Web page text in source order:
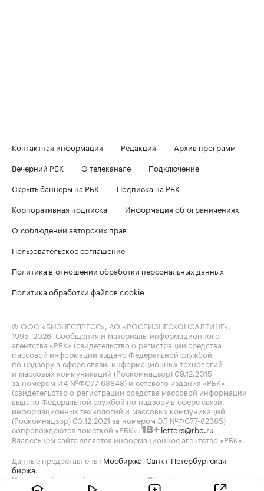
Контактная информация Редакция
Архив программ
Вечерний РБК
О телеканале
Подключение
Скрыть баннеры на РБК
Подписка на РБК
Корпоративная подписка
Информация об ограничениях
О соблюдении авторских прав
Пользовательское соглашение
Политика в отношении обработки персональных данных
Политика обработки файлов cookie
© ООО «БИЗНЕСПРЕСС», АО «РОСБИЗНЕСКОНСАЛТИНГ»,
1995–2026 . Сообщения и материалы информационного
агентства «РБК» (свидетельство о регистрации средства
массовой информации выдано Федеральной службой
по надзору в сфере связи, информационных технологий
и массовых коммуникаций (Роскомнадзор) 09.12.2015
за номером ИА №ФС77-63848) и сетевого издания «РБК»
(свидетельство о регистрации средства массовой информации
выдано Федеральной службой по надзору в сфере связи,
информационных технологий и массовых коммуникаций
(Роскомнадзор) 03.12.2021 за номером ЭЛ №ФС77-82385)
сопровождаются пометкой «РБК». 18+ letters@rbc.ru
Владельцем сайта является информационное агентство «РБК».
Данные предоставлены: Мосбиржа Санкт-Петербургская
биржа
Индексы облигаций предоставлены Cbonds.